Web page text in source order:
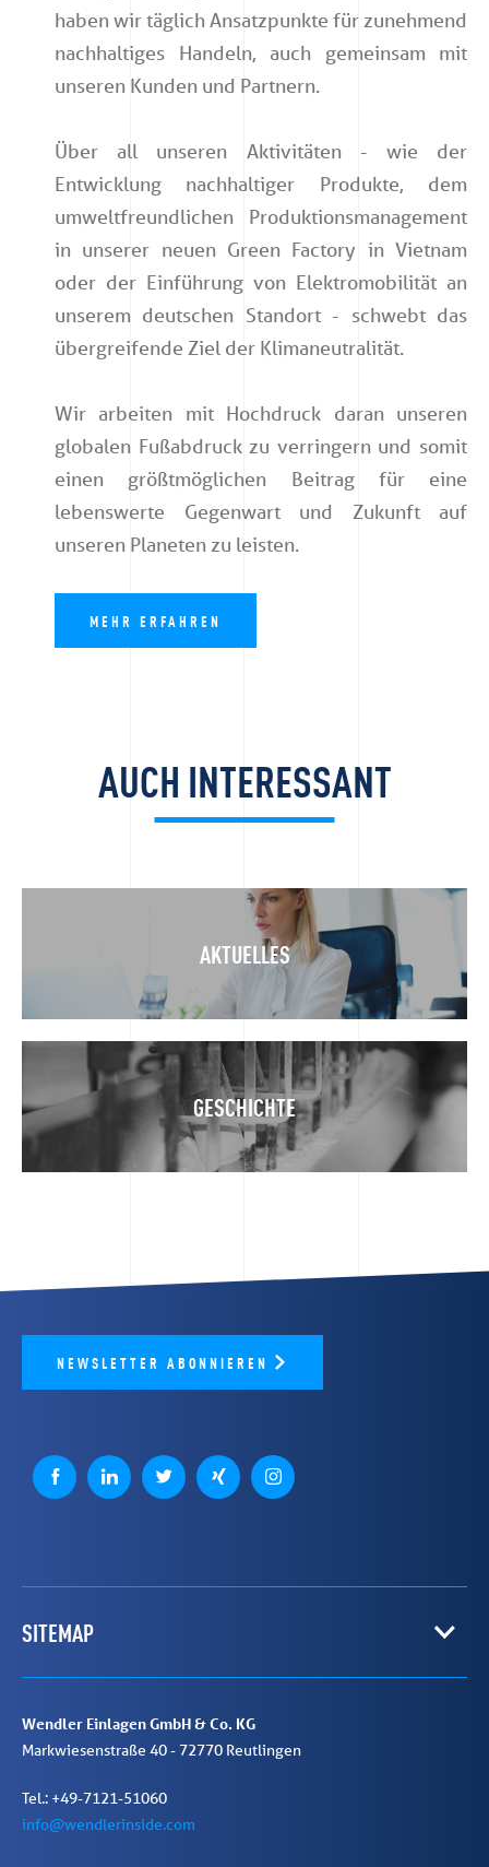
haben wir täglich Ansatzpunkte für zunehmend
nachhaltiges Handeln, auch gemeinsam mit
unseren Kunden und Partnern.
Über all unseren Aktivitäten - wie der
Entwicklung nachhaltiger Produkte, dem
umweltfreundlichen Produktionsmanagement
in unserer neuen Green Factory in Vietnam
oder der Einführung von Elektromobilität an
unserem deutschen Standort - schwebt das
übergreifende Ziel der Klimaneutralität.
Wir arbeiten mit Hochdruck daran unseren
globalen Fußabdruck zu verringern und somit
einen größtmöglichen Beitrag für eine
lebenswerte Gegenwart und Zukunft auf
unseren Planeten zu leisten.
MEHR ERFAHREN
AUCH INTERESSANT
AKTUELLES
GESCHICHTE
NEWSLETTER ABONNIEREN
SITEMAP
Wendler Einlagen GmbH & Co. KG
Markwiesenstraße 40-72770 Reutlingen
Tel.: +49-7121-51060
info@wendlerinside.com